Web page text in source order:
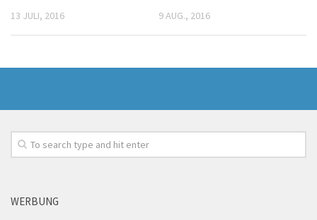
13 JULI, 2016 9 AUG., 2016
WERBUNG